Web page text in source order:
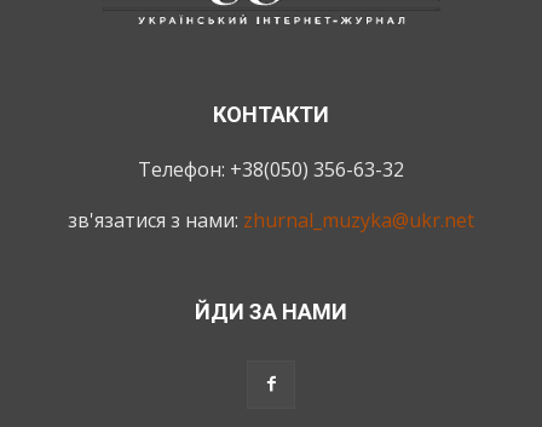
КОНТАКТИ
Телефон: +38(050) 356-63-32
зв'язатися з нами: zhurnal_muzyka@ukr.net
ЙДИ ЗА НАМИ